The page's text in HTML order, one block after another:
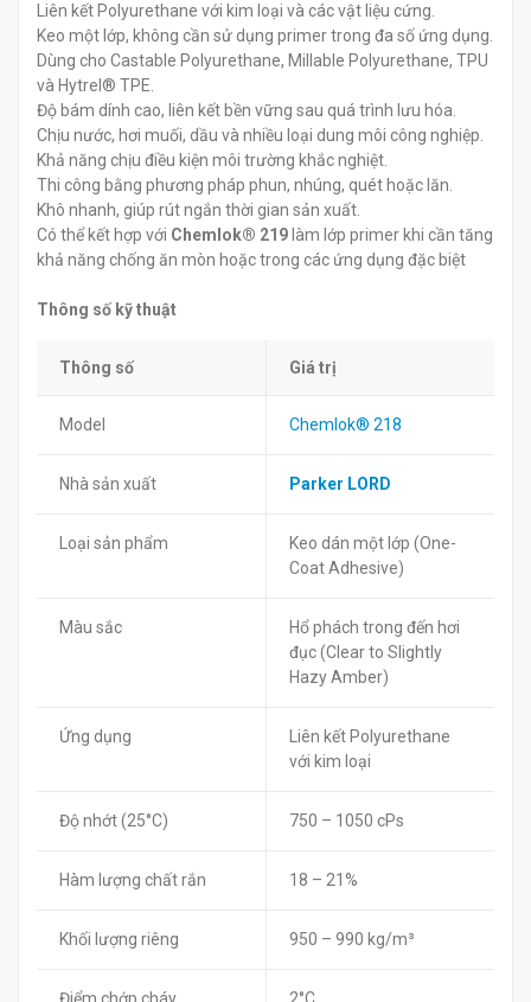
Liên kết Polyurethane với kim loại và các vật liệu cứng.
Keo một lớp, không cần sử dụng primer trong đa số ứng dụng.
Dùng cho Castable Polyurethane, Millable Polyurethane, TPU
và Hytrel® TPE.
Độ bám dính cao, liên kết bền vững sau quá trình lưu hóa.
Chịu nước, hơi muối, dầu và nhiều loại dung môi công nghiệp.
Khả năng chịu điều kiện môi trường khắc nghiệt.
Thi công bằng phương pháp phun, nhúng, quét hoặc lăn.
Khô nhanh, giúp rút ngắn thời gian sản xuất.
Có thể kết hợp với Chemlok® 219 làm lớp primer khi cần tăng
khả năng chống ăn mòn hoặc trong các ứng dụng đặc biệt
Thông số kỹ thuật
Thông số Giá trị
Model Chemlok® 218
Nhà sản xuất Parker LORD
Loại sản phẩm
Keo dán một lớp (One-
Coat Adhesive)
Màu sắc
Hổ phách trong đến hơi
đục (Clear to Slightly
Hazy Amber)
Ứng dụng
Liên kết Polyurethane
với kim loại
Độ nhớt (25°C) 750 – 1050 cPs
Hàm lượng chất rắn 18 – 21%
Khối lượng riêng 950 – 990 kg/m³